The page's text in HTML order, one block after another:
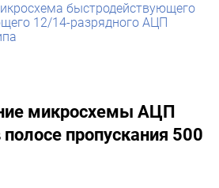
быстродействующего
12/14-разрядного АЦП
микросхемы АЦП
пропускания 500